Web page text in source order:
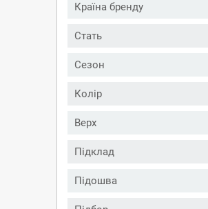
Країна бренду
Стать
Сезон
Колір
Верх
Підклад
Підошва